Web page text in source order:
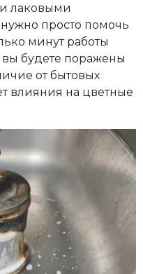
лаковыми
просто помочь
минут работы
будете поражены
от бытовых
влияния на цветные